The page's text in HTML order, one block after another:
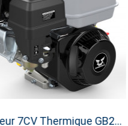
Aperçu rapide Moteur 7CV Thermique GB210 Démarreur Electrique